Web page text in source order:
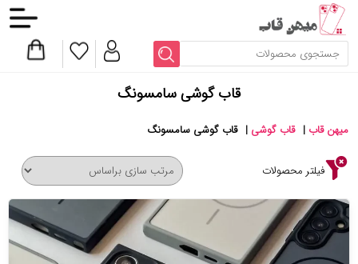
قاب گوشی سامسونگ
میهن قاب | قاب گوشی | قاب گوشی سامسونگ
فیلتر محصولات